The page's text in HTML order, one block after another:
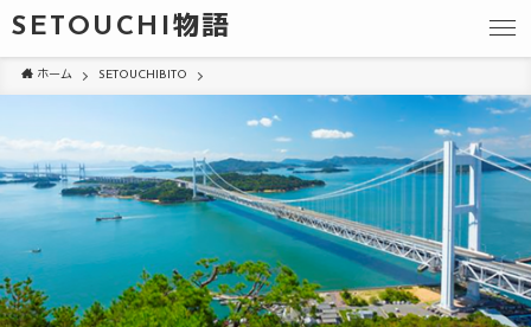
SETOUCHI物語
ホーム SETOUCHIBITO